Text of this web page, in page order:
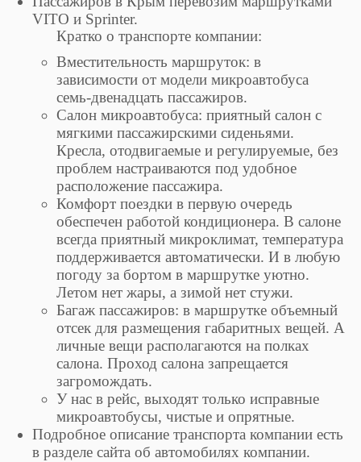
VITO и Sprinter.
Кратко о транспорте компании:
Вместительность маршруток: в
зависимости от модели микроавтобуса
семь-двенадцать пассажиров.
Салон микроавтобуса: приятный салон с
мягкими пассажирскими сиденьями.
Кресла, отодвигаемые и регулируемые, без
проблем настраиваются под удобное
расположение пассажира.
Комфорт поездки в первую очередь
обеспечен работой кондиционера. В салоне
всегда приятный микроклимат, температура
поддерживается автоматически. И в любую
погоду за бортом в маршрутке уютно.
Летом нет жары, а зимой нет стужи.
Багаж пассажиров: в маршрутке объемный
отсек для размещения габаритных вещей. А
личные вещи располагаются на полках
салона. Проход салона запрещается
загромождать.
У нас в рейс, выходят только исправные
микроавтобусы, чистые и опрятные.
Подробное описание транспорта компании есть
в разделе сайта об автомобилях компании.